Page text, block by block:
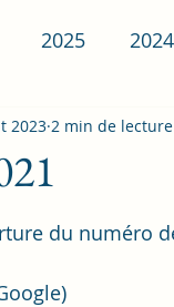
2025 2024
2014 2013
2023 2 min de lecture
du numéro